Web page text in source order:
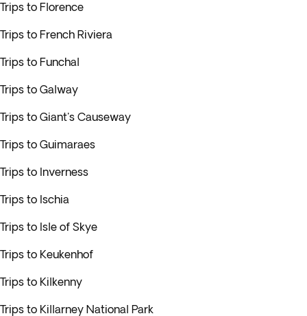
Trips to Florence
Trips to French Riviera
Trips to Funchal
Trips to Galway
Trips to Giant's Causeway
Trips to Guimaraes
Trips to Inverness
Trips to Ischia
Trips to Isle of Skye
Trips to Keukenhof
Trips to Kilkenny
Trips to Killarney National Park